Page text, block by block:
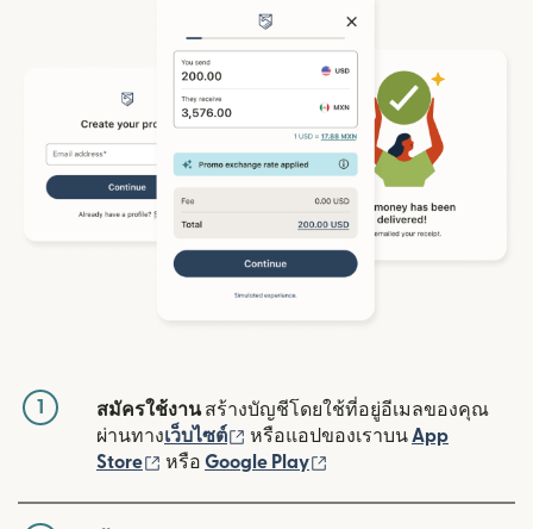
1 สมัครใช้งานสร้างบัญชีโดยใช้ที่อยู่อีเมลของคุณ
ผ่านทางเว็บไซต์ (เปิดในหน้าต่างใหม่)
หรือแอปของเราบน App
Store
(เปิดในหน้าต่างใหม่)
หรือ Google Play